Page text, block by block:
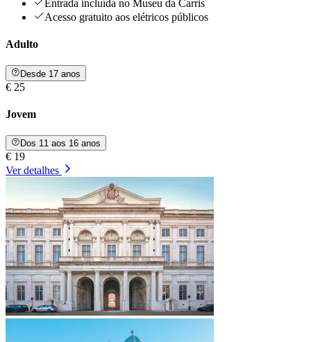
Entrada incluída no Museu da Carris
Acesso gratuito aos elétricos públicos
Adulto
Desde 17 anos
€ 25
Jovem
Dos 11 aos 16 anos
€ 19
Ver detalhes